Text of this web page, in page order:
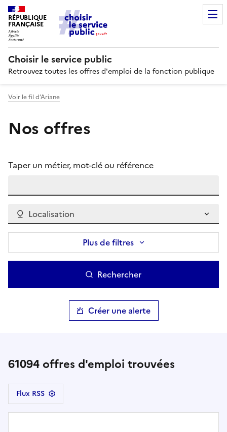
RÉPUBLIQUE
FRANÇAISE
Choisir le service public
Retrouvez toutes les offres d'emploi de la fonction publique
Voir le fil d’Ariane
Nos offres
Taper un métier, mot-clé ou référence
Localisation
Plus de filtres
Rechercher
Créer une alerte
61094 offres d'emploi trouvées
Flux RSS